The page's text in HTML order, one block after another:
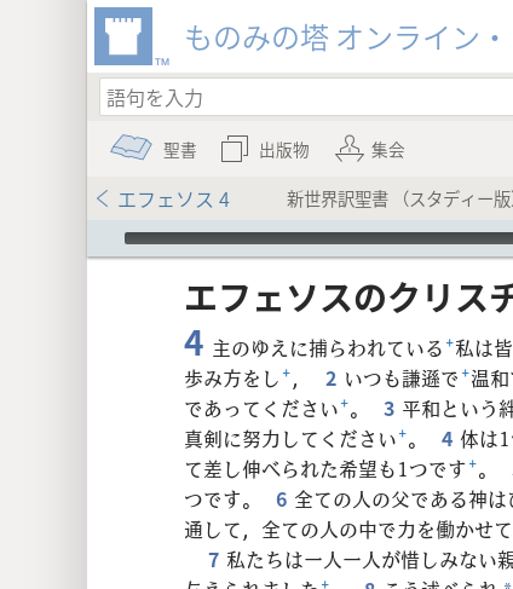
ものみの塔 オンライン
聖書 出版物 集会
エフェソス 4 新世界訳聖書 （スタディー版
Audio Player
エフェソス​の​クリス
4 主のゆえに捕らわれている+私は
歩み方をし+， 2 いつも謙遜で+温
であってください+。 3 平和という
真剣に努力してください+。 4 体は
て差し伸べられた希望も1つです+。
つです。
6 全ての人の父である神
通して，全ての人の中で力を働かせて
7 私たちは一人一人が惜しみない